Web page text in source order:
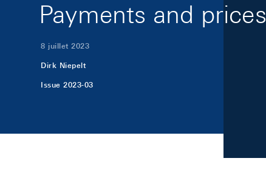
Payments and prices
8 juillet 2023
Dirk Niepelt
Issue 2023-03